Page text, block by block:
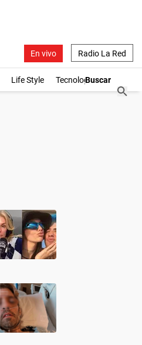
En vivo Radio La Red
Life Style Tecnología